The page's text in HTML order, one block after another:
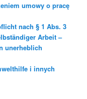
umowy o pracę
nach § 1 Abs. 3
Arbeit –
unerheblich
i innych